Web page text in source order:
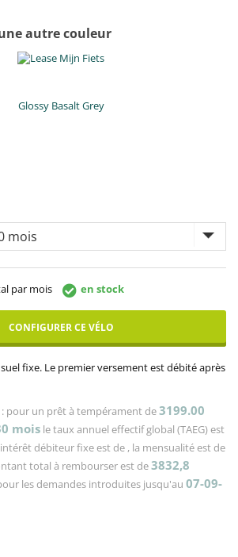
autre couleur
Glossy Basalt Grey
par mois en stock
CONFIGURER CE VÉLO
fixe. Le premier versement est débité après
pour un prêt à tempérament de3199.00
mois le taux annuel effectif global (TAEG) est
débiteur fixe est de , la mensualité est de
total à rembourser est de3832,8
les demandes introduites jusqu'au 07-09-